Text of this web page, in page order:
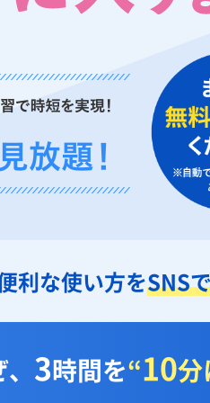
利な使い方をSNS
3時間を“10分